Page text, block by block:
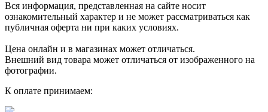
Вся информация, представленная на сайте носит
ознакомительный характер и не может рассматриваться как
публичная оферта ни при каких условиях.
Цена онлайн и в магазинах может отличаться.
Внешний вид товара может отличаться от изображенного на
фотографии.
К оплате принимаем: